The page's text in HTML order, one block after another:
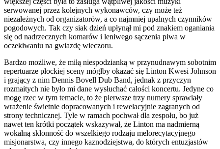
serwowanej przez kolejnych wykonawców, czy może też
niezależnych od organizatorów, a co najmniej upalnych czynników
pogodowych. Tak czy siak dzień upłynął mi pod znakiem oganiania
się od nadrzecznych komarów i leniwego sączenia piwa w
oczekiwaniu na gwiazdę wieczoru.
Bardzo możliwe, że miłą niespodzianką w przynudnawym sobotnim
repertuarze płockiej sceny mógłby okazać się Linton Kwesi Johnson
i grający z nim Dennis Bovell Dub Band, jednak z przyczyn
rozmaitych nie było mi dane wysłuchać całości koncertu. Jedyne co
mogę rzec w tym temacie, to że pierwsze trzy numery sprawiały
wrażenie świetnie dopracowanych i rewelacyjnie zagranych od
strony technicznej. Tyle w ramach pochwał dla zespołu, bo już
nawet ten krótki początek wskazywał, że Linton ma nadmierną
wokalną skłonność do wszelkiego rodzaju melorecytacyjnego
misjonarstwa, czy innego kaznodziejstwa, do których entuzjastów